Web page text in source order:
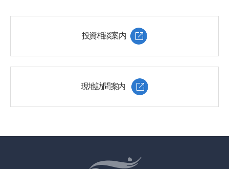
投資相談案内
現地訪問案内